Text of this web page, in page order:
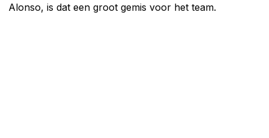
Alonso, is dat een groot gemis voor het team.